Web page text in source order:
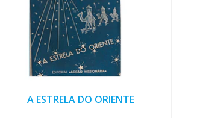
A ESTRELA DO ORIENTE